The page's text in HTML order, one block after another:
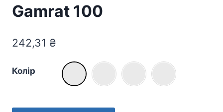
Gamrat 100
242,31 ₴
Колір